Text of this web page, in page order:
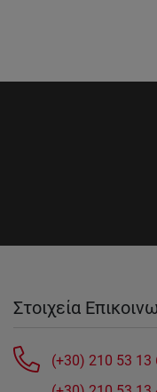
Στοιχεία
(+30) 210 53 13